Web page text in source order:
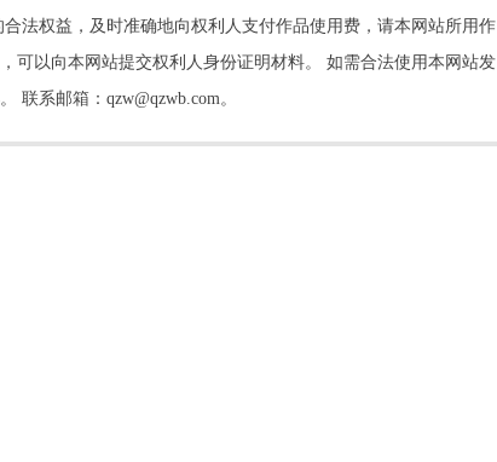
法权益，及时准确地向权利人支付作品使用费，请本网站所用作
可以向本网站提交权利人身份证明材料。 如需合法使用本网站发
联系邮箱：qzw@qzwb.com。